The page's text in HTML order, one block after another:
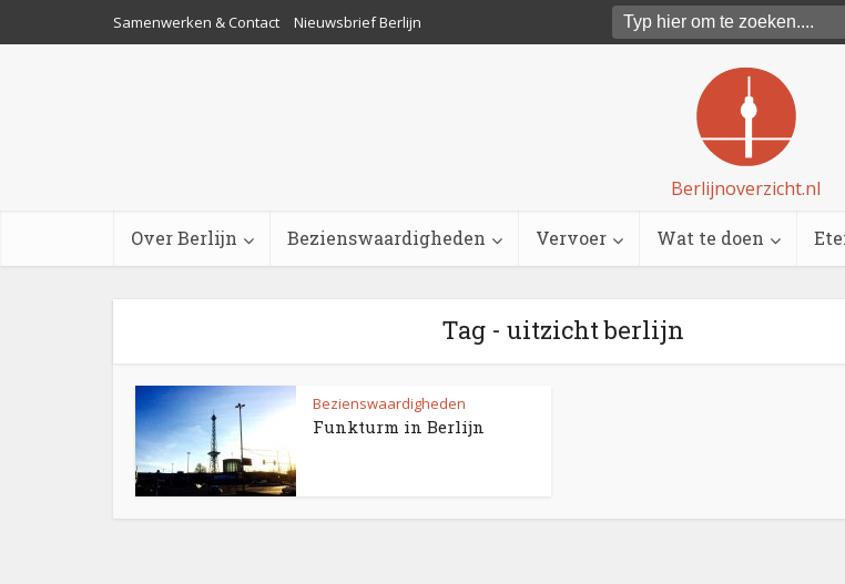
Samenwerken & Contact Nieuwsbrief Berlijn
Berlijnoverzicht.nl
Over Berlijn Bezienswaardigheden Vervoer Wat te doen
Tag - uitzicht berlijn
Bezienswaardigheden
Funkturm in Berlijn